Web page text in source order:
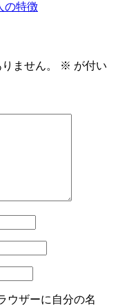
の特徴
ません。 ※ が付い
ウザーに自分の名